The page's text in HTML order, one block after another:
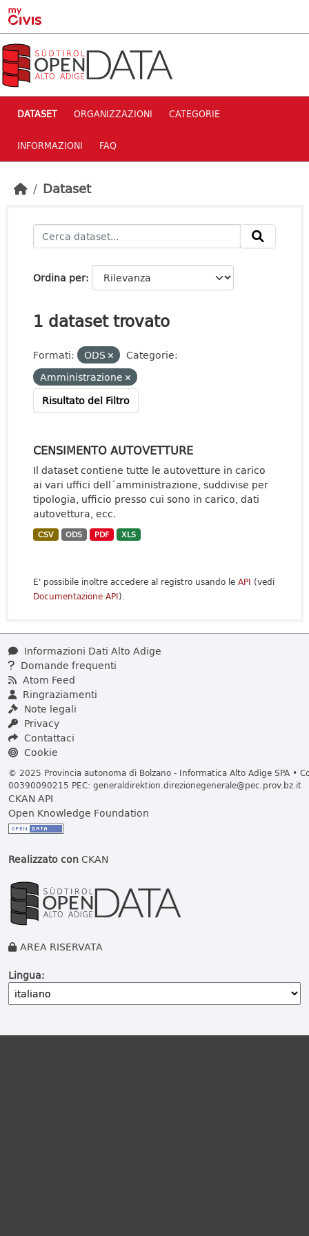
Skip to main content
DATASET ORGANIZZAZIONI CATEGORIE
INFORMAZIONI FAQ
Dataset
Ordina per
1 dataset trovato
Formati: ODS
Categorie:
Amministrazione
Risultato del Filtro
CENSIMENTO AUTOVETTURE
Il dataset contiene tutte le autovetture in carico
ai vari uffici dell´amministrazione, suddivise per
tipologia, ufficio presso cui sono in carico, dati
autovettura, ecc.
CSV ODS PDF XLS
E' possibile inoltre accedere al registro usando le API (vedi
Documentazione API).
Informazioni Dati Alto Adige
Domande frequenti
Atom Feed
Ringraziamenti
Note legali
Privacy
Contattaci
Cookie
© 2025 Provincia autonoma di Bolzano - Informatica Alto Adige SPA •
00390090215 PEC: generaldirektion.direzionegenerale@pec.prov.bz.it
CKAN API
Open Knowledge Foundation
Realizzato conCKAN
AREA RISERVATA
Lingua